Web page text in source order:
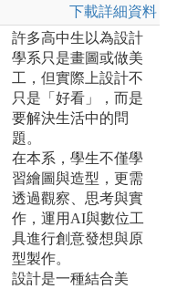
下載詳細資料
許多高中生以為設計
學系只是畫圖或做美
工，但實際上設計不
只是「好看」，而是
要解決生活中的問
題。
在本系，學生不僅學
習繪圖與造型，更需
透過觀察、思考與實
作，運用AI與數位工
具進行創意發想與原
型製作。
設計是一種結合美